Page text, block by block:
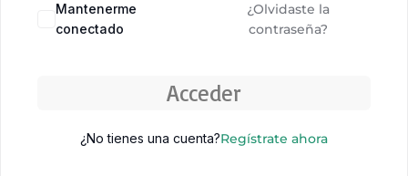
Mantenerme
conectado
¿Olvidaste la
contraseña?
Acceder
¿No tienes una cuenta?Regístrate ahora